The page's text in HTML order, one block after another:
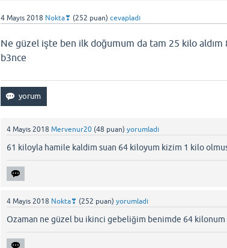
4 Mayıs 2018 Nokta❣ (252 puan) cevapladı
Ne güzel işte ben ilk doğumum da tam 25 kilo aldım
b3nce
4 Mayıs 2018 Mervenur20 (48 puan) yorumladı
61 kiloyla hamile kaldim suan 64 kiloyum kizim 1 kilo
4 Mayıs 2018 Nokta❣ (252 puan) yorumladı
Ozaman ne güzel bu ikinci gebeliğim benimde 64 kilonum